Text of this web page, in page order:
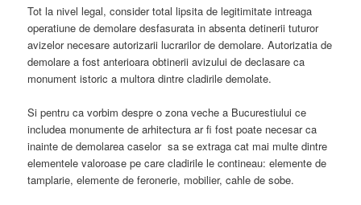
Tot la nivel legal, consider total lipsita de legitimitate intreaga
operatiune de demolare desfasurata in absenta detinerii tuturor
avizelor necesare autorizarii lucrarilor de demolare. Autorizatia de
demolare a fost anterioara obtinerii avizului de declasare ca
monument istoric a multora dintre cladirile demolate.
Si pentru ca vorbim despre o zona veche a Bucurestiului ce
includea monumente de arhitectura ar fi fost poate necesar ca
inainte de demolarea caselor sa se extraga cat mai multe dintre
elementele valoroase pe care cladirile le contineau: elemente de
tamplarie, elemente de feronerie, mobilier, cahle de sobe.